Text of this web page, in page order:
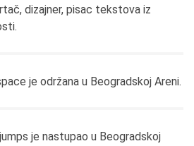
dizajner, pisac tekstova iz
je održana u Beogradskoj Areni.
je nastupao u Beogradskoj